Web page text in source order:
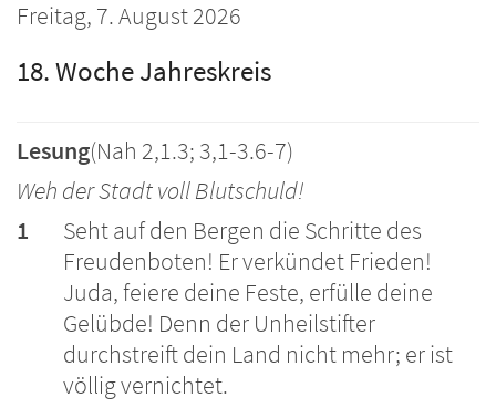
Freitag, 7. August 2026
18. Woche Jahreskreis
Lesung(Nah 2,1.3; 3,1-3.6-7)
Weh der Stadt voll Blutschuld!
1
Seht auf den Bergen die Schritte des
Freudenboten! Er verkündet Frieden!
Juda, feiere deine Feste, erfülle deine
Gelübde! Denn der Unheilstifter
durchstreift dein Land nicht mehr; er ist
völlig vernichtet.